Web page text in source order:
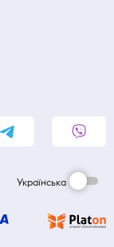
Українська